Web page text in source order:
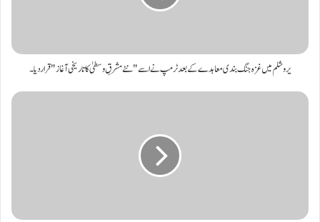
یروشلم میں غزہ جنگ بندی معاہدے کے بعد ٹرمپ نے اسے "نئے مشرقِ وسطیٰ کا تاریخی آغاز" قرار دیا۔